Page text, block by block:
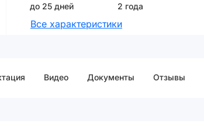
до 25 дней
2 года
Все характеристики
Видео Документы Отзывы